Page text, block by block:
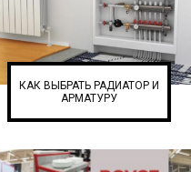
КАК ВЫБРАТЬ РАДИАТОР И
АРМАТУРУ